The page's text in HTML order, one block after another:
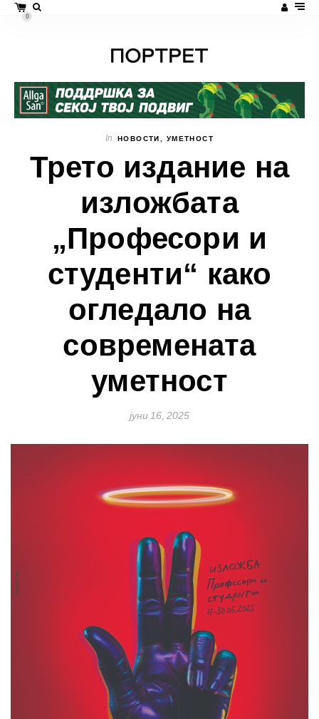
0
In НОВОСТИ УМЕТНОСТ
Трето издание на
изложбата
„Професори и
студенти“ како
огледало на
современата
уметност
јуни 16, 2025